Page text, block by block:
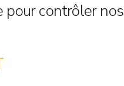
pour contrôler nos